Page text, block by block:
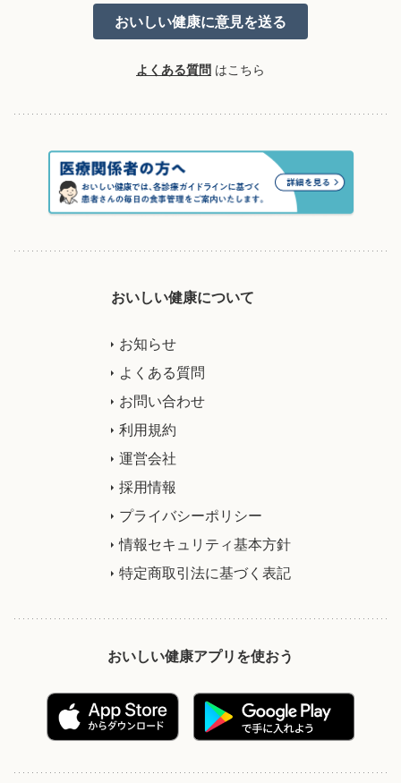
よくある質問 はこちら
おいしい健康について
お知らせ
よくある質問
お問い合わせ
利用規約
運営会社
採用情報
プライバシーポリシー
情報セキュリティ基本方針
特定商取引法に基づく表記
おいしい健康アプリを使おう